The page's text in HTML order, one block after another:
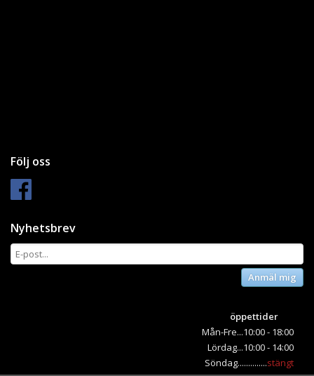
Följ oss
Nyhetsbrev
Anmäl mig
öppettider
Mån-Fre...10:00 - 18:00
Lördag...10:00 - 14:00
Söndag..............stängt